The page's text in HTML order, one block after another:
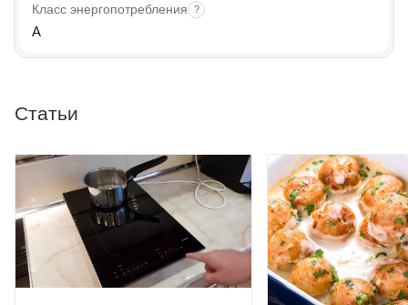
Класс энергопотребления ?
A
Статьи